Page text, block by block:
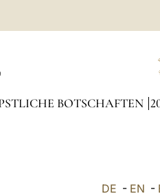
BOTSCHAFTEN
DE - EN -